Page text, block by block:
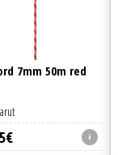
7mm 50m red
€